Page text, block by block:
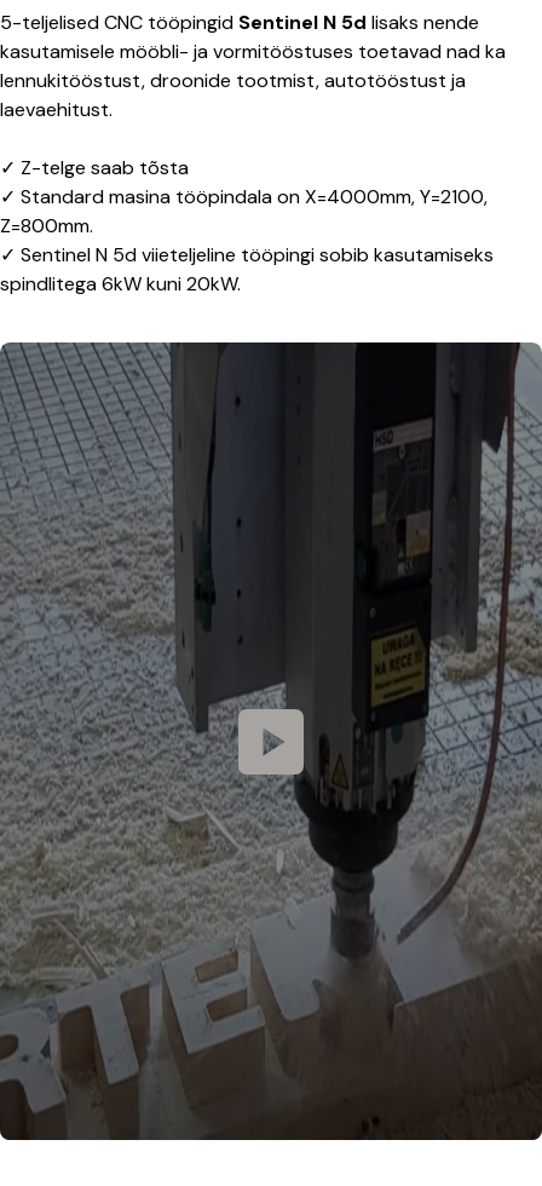
5-teljelised CNC tööpingid Sentinel N 5d lisaks nende
kasutamisele mööbli- ja vormitööstuses toetavad nad ka
lennukitööstust, droonide tootmist, autotööstust ja
laevaehitust.
‍✓ Z-telge saab tõsta
✓ Standard masina tööpindala on X=4000mm, Y=2100,
Z=800mm.
✓ Sentinel N 5d viieteljeline tööpingi sobib kasutamiseks
spindlitega 6kW kuni 20kW.